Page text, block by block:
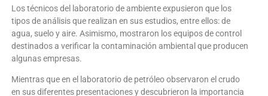
Los técnicos del laboratorio de ambiente expusieron que los
tipos de análisis que realizan en sus estudios, entre ellos: de
agua, suelo y aire. Asimismo, mostraron los equipos de control
destinados a verificar la contaminación ambiental que producen
algunas empresas.
Mientras que en el laboratorio de petróleo observaron el crudo
en sus diferentes presentaciones y descubrieron la importancia